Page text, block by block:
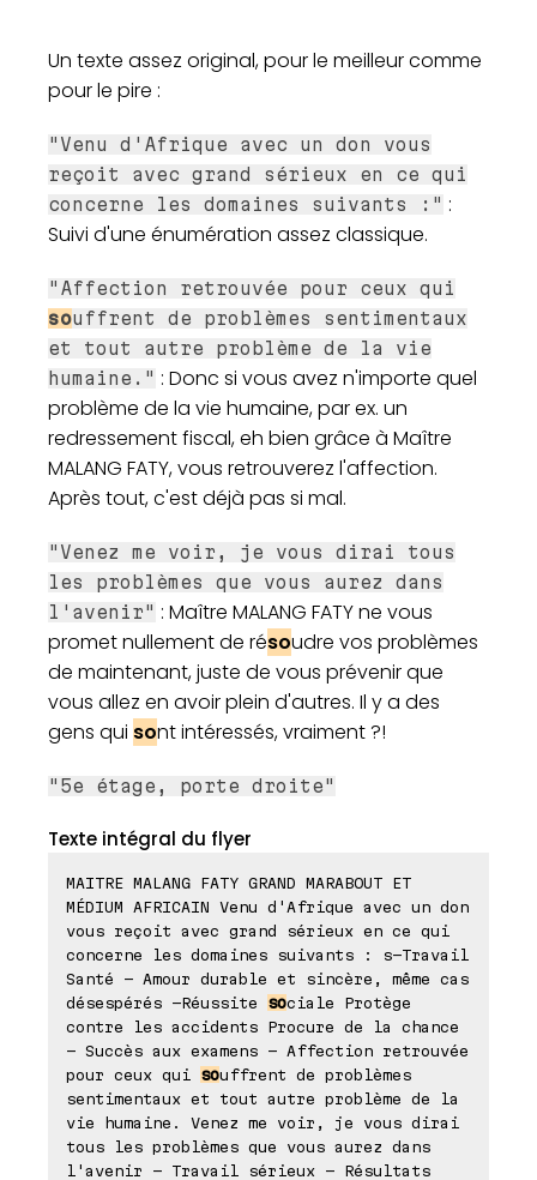
Un texte assez original, pour le meilleur comme
pour le pire :
"Venu d'Afrique avec un don vous
reçoit avec grand sérieux en ce qui
concerne les domaines suivants :" :
Suivi d'une énumération assez classique.
"Affection retrouvée pour ceux qui
souffrent de problèmes sentimentaux
et tout autre problème de la vie
humaine." : Donc si vous avez n'importe quel
problème de la vie humaine, par ex. un
redressement fiscal, eh bien grâce à Maître
MALANG FATY, vous retrouverez l'affection.
Après tout, c'est déjà pas si mal.
"Venez me voir, je vous dirai tous
les problèmes que vous aurez dans
l'avenir" : Maître MALANG FATY ne vous
promet nullement de résoudre vos problèmes
de maintenant, juste de vous prévenir que
vous allez en avoir plein d'autres. Il y a des
gens qui sont intéressés, vraiment ?!
"5e étage, porte droite"
Texte intégral du flyer
MAITRE MALANG FATY GRAND MARABOUT ET
MÉDIUM AFRICAIN Venu d'Afrique avec un don
vous reçoit avec grand sérieux en ce qui
concerne les domaines suivants : s-Travail
Santé - Amour durable et sincère, même cas
désespérés -Réussite sociale Protège
contre les accidents Procure de la chance
- Succès aux examens - Affection retrouvée
pour ceux qui souffrent de problèmes
sentimentaux et tout autre problème de la
vie humaine. Venez me voir, je vous dirai
tous les problèmes que vous aurez dans
l'avenir - Travail sérieux - Résultats